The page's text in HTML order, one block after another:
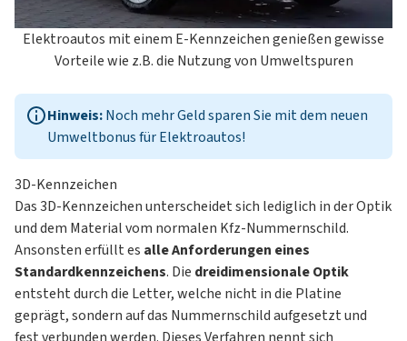
Elektroautos mit einem E-Kennzeichen genießen gewisse
Vorteile wie z.B. die Nutzung von Umweltspuren
Hinweis:Noch mehr Geld sparen Sie mit dem neuen
Umweltbonus für Elektroautos!
3D-Kennzeichen
Das 3D-Kennzeichen unterscheidet sich lediglich in der Optik
und dem Material vom normalen Kfz-Nummernschild.
Ansonsten erfüllt es alle Anforderungen eines
Standardkennzeichens. Die dreidimensionale Optik
entsteht durch die Letter, welche nicht in die Platine
geprägt, sondern auf das Nummernschild aufgesetzt und